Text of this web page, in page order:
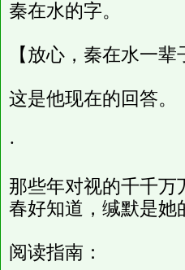
秦在水的字。
【放心，秦在水一辈
这是他现在的回答。
·
那些年对视的千千万
春好知道，缄默是她
阅读指南：